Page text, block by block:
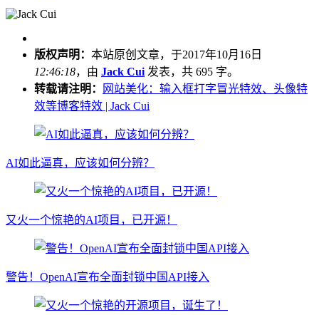
版权声明： 本站原创文章，于2017年10月16日
12:46:18，由 Jack Cui 发表，共 695 字。
转载请注明：
网站美化：输入框打字冒光特效、头像特
效等博客特效 | Jack Cui
AI如此逼真，应该如何分辨？
又火一个惊艳的AI项目，已开源！
警告！OpenAI宣布全面封锁中国API接入